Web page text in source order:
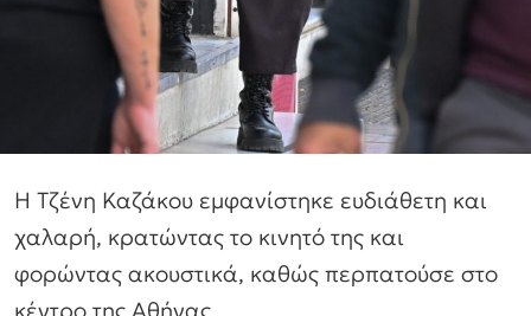
Η Τζένη Καζάκου εμφανίστηκε ευδιάθετη και
χαλαρή, κρατώντας το κινητό της και
φορώντας ακουστικά, καθώς περπατούσε στο